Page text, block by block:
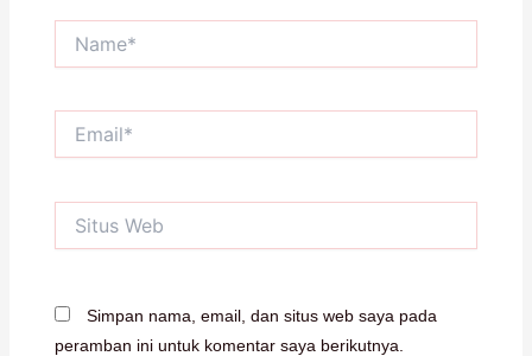
Web
Simpan nama, email, dan situs web saya pada
peramban ini untuk komentar saya berikutnya.